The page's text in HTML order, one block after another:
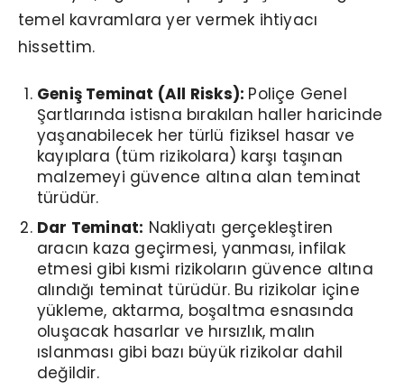
temel kavramlara yer vermek ihtiyacı
hissettim.
Geniş Teminat (All Risks): Poliçe Genel
Şartlarında istisna bırakılan haller haricinde
yaşanabilecek her türlü fiziksel hasar ve
kayıplara (tüm rizikolara) karşı taşınan
malzemeyi güvence altına alan teminat
türüdür.
Dar Teminat: Nakliyatı gerçekleştiren
aracın kaza geçirmesi, yanması, infilak
etmesi gibi kısmi rizikoların güvence altına
alındığı teminat türüdür. Bu rizikolar içine
yükleme, aktarma, boşaltma esnasında
oluşacak hasarlar ve hırsızlık, malın
ıslanması gibi bazı büyük rizikolar dahil
değildir.